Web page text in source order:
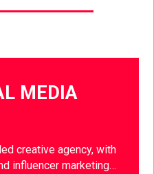
MEDIA
creative agency, with
influencer marketing…